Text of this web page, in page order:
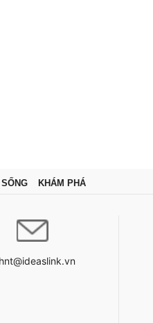
KHÁM PHÁ